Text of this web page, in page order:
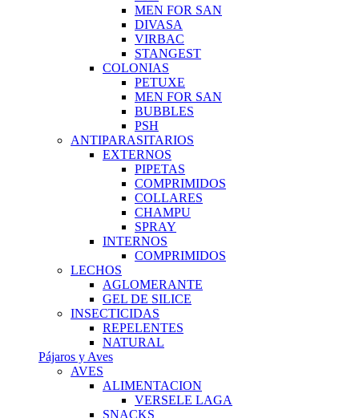
MEN FOR SAN
DIVASA
VIRBAC
STANGEST
COLONIAS
PETUXE
MEN FOR SAN
BUBBLES
PSH
ANTIPARASITARIOS
EXTERNOS
PIPETAS
COMPRIMIDOS
COLLARES
CHAMPU
SPRAY
INTERNOS
COMPRIMIDOS
LECHOS
AGLOMERANTE
GEL DE SILICE
INSECTICIDAS
REPELENTES
NATURAL
Pájaros y Aves
AVES
ALIMENTACION
VERSELE LAGA
SNACKS